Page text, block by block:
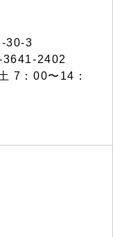
30-3
2402
7：00〜14：